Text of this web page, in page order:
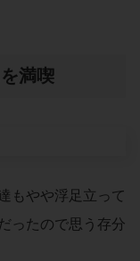
満喫
もやや浮足立って
ったので思う存分